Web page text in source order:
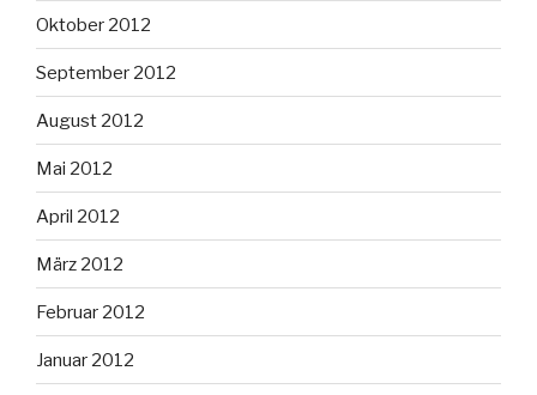
Oktober 2012
September 2012
August 2012
Mai 2012
April 2012
März 2012
Februar 2012
Januar 2012